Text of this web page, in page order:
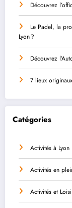
Découvrez
Le Padel, la
Lyon ?
Découvrez
7 lieux
Catégories
Activités à Lyon
Activités en
Activités et